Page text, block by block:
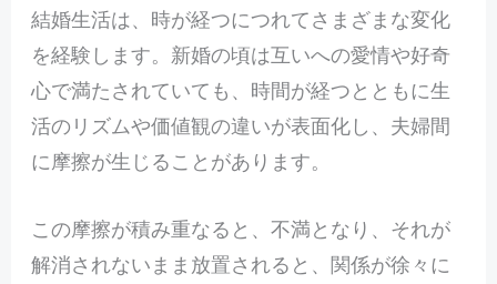
結婚生活は、時が経つにつれてさまざまな変化
を経験します。新婚の頃は互いへの愛情や好奇
心で満たされていても、時間が経つとともに生
活のリズムや価値観の違いが表面化し、夫婦間
に摩擦が生じることがあります。
この摩擦が積み重なると、不満となり、それが
解消されないまま放置されると、関係が徐々に